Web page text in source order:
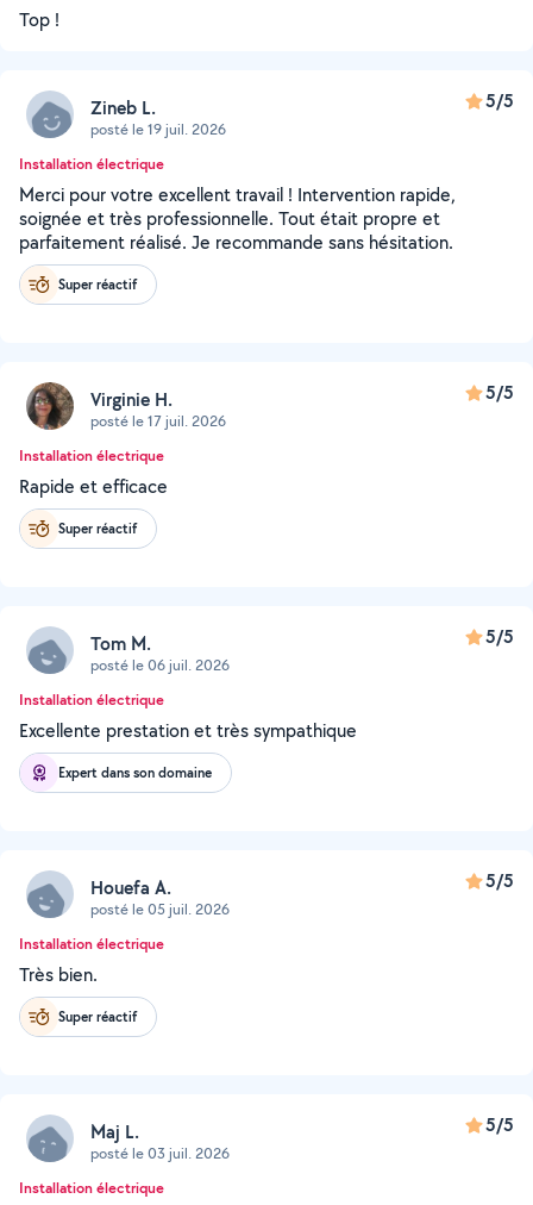
Top !
Zineb L.
posté le 19 juil. 2026
5/5
Installation électrique
Merci pour votre excellent travail ! Intervention rapide,
soignée et très professionnelle. Tout était propre et
parfaitement réalisé. Je recommande sans hésitation.
Super réactif
Virginie H.
posté le 17 juil. 2026
5/5
Installation électrique
Rapide et efficace
Super réactif
Tom M.
posté le 06 juil. 2026
5/5
Installation électrique
Excellente prestation et très sympathique
Expert dans son domaine
Houefa A.
posté le 05 juil. 2026
5/5
Installation électrique
Très bien.
Super réactif
Maj L.
posté le 03 juil. 2026
5/5
Installation électrique